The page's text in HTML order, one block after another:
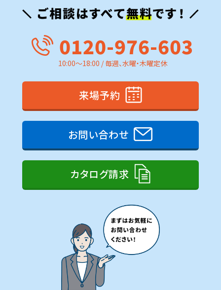
0120-976-603
10:00～18:00 / 毎週、水曜・木曜定休
来場予約
お問い合わせ
カタログ請求